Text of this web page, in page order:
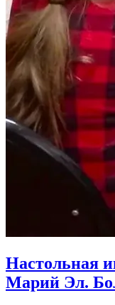
Настольная
Марий Эл.